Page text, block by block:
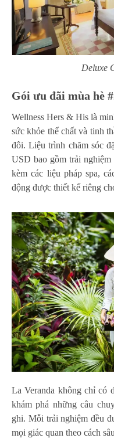
Deluxe
Gói ưu đãi mùa hè
Wellness Hers & His là
sức khỏe thể chất và tinh
đôi. Liệu trình chăm sóc
USD bao gồm trải
kèm các liệu pháp spa,
động được thiết kế riêng
La Veranda không chỉ có
khám phá những câu
ghi. Mỗi trải nghiệm đều
mọi giác quan theo cách